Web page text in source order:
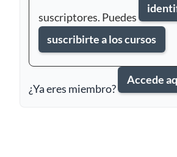
suscriptores. Puedes
suscribirte a los cursos
¿Ya eres miembro?
Accede